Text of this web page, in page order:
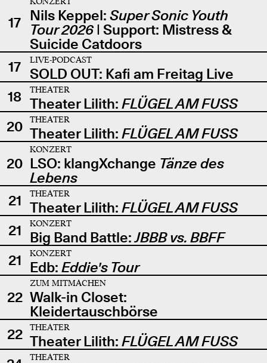
17 Nils Keppel: Super Sonic Youth
Tour 2026| Support: Mistress &
Suicide Catdoors
17
LIVE-PODCAST
SOLD OUT: Kafi am Freitag Live
18
THEATER
Theater Lilith: FLÜGEL AM FUSS
20
THEATER
Theater Lilith: FLÜGEL AM FUSS
20
KONZERT
LSO: klangXchange Tänze des
Lebens
21
THEATER
Theater Lilith: FLÜGEL AM FUSS
21
KONZERT
Big Band Battle:JBBB vs. BBFF
21
KONZERT
Edb: Eddie's Tour
22
ZUM MITMACHEN
Walk-in Closet:
Kleidertauschbörse
22
THEATER
Theater Lilith: FLÜGEL AM FUSS
THEATER